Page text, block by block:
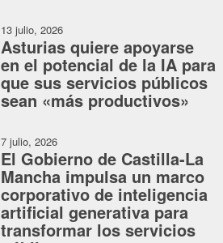
13 julio, 2026
Asturias quiere apoyarse
en el potencial de la IA para
que sus servicios públicos
sean «más productivos»
7 julio, 2026
El Gobierno de Castilla-La
Mancha impulsa un marco
corporativo de inteligencia
artificial generativa para
transformar los servicios